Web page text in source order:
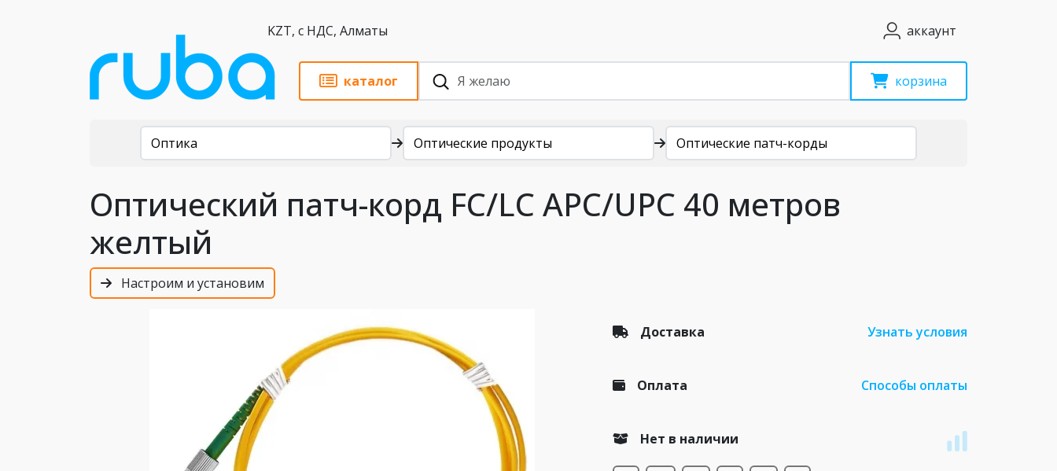
KZT, с НДС, Алматы аккаунт
каталог корзина
Каталог
Оптика Оптические продукты Оптические патч-корды
Оптический патч-корд FC/LC APC/UPC 40 метров
желтый
Настроим и установим
Доставка Узнать условия
Оплата Способы оплаты
Нет в наличии